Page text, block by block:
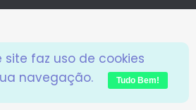
site faz uso de cookies
navegação.
Tudo Bem!